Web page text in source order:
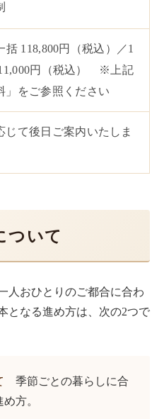
括 118,800円（税込）／1
円（税込） ※上記
」をご参照ください
じて後日ご案内いたしま
ついて
人おひとりのご都合に合わ
となる進め方は、次の2つで
季節ごとの暮らしに合
方。